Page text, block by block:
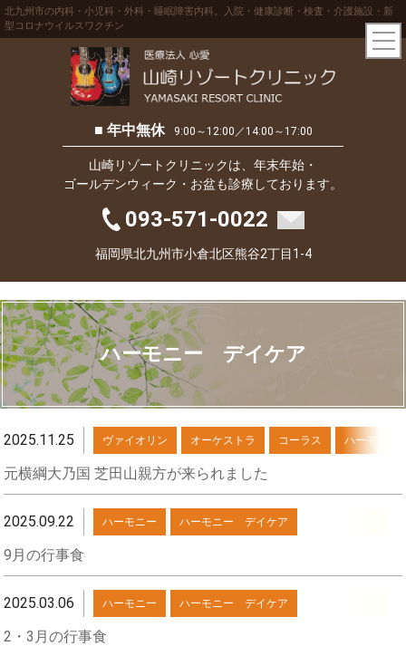
北九州市の内科・小児科・外科・睡眠障害内科。入院・健康診断・検査・介護施設・新
型コロナウイルスワクチン
■ 年中無休 9:00～12:00／14:00～17:00
山崎リゾートクリニックは、年末年始・
ゴールデンウィーク・お盆も診療しております。
093-571-0022
福岡県北九州市小倉北区熊谷2丁目1-4
ハーモニー デイケア
2025.11.25 ヴァイオリン オーケストラ コーラス ハーモニー
元横綱大乃国 芝田山親方が来られました
2025.09.22 ハーモニー ハーモニー デイケア
9月の行事食
2025.03.06 ハーモニー ハーモニー デイケア
2・3月の行事食